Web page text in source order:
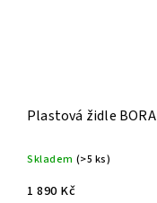
Plastová židle BORA
Skladem (>5 ks)
1 890 Kč